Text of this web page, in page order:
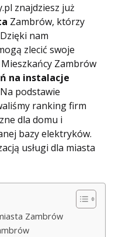
znajdziesz już
Zambrów, którzy
nam
zlecić swoje
Mieszkańcy Zambrów
na instalacje
podstawie
ranking firm
dla domu i
bazy elektryków.
usługi dla miasta
Zambrów